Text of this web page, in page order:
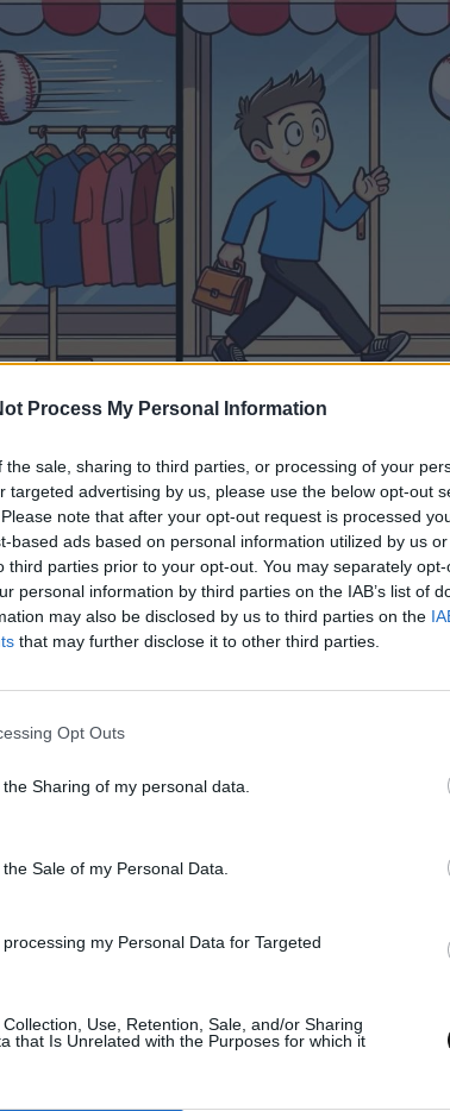
Process My Personal Information
the sale, sharing to third parties, or processing of your
targeted advertising by us, please use the below opt-out
note that after your opt-out request is processed
based ads based on personal information utilized by us
third parties prior to your opt-out. You may separately
personal information by third parties on the IAB’s list of
may also be disclosed by us to third parties on the
that may further disclose it to other third parties.
Opt Outs
Sharing of my personal data.
Sale of my Personal Data.
my Personal Data for Targeted
Use, Retention, Sale, and/or Sharing
that Is Unrelated with the Purposes for which it
τις 3 διαφορές δείτε την απάντηση